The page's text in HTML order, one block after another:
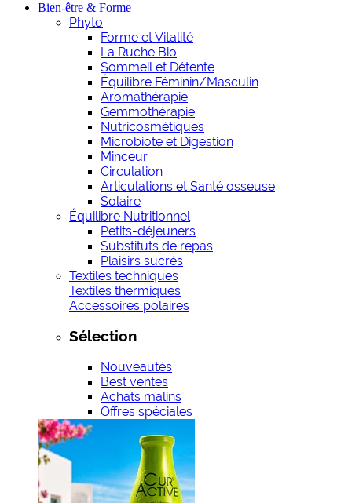
Bien-être & Forme
Phyto
Forme et Vitalité
La Ruche Bio
Sommeil et Détente
Équilibre Féminin/Masculin
Aromathérapie
Gemmothérapie
Nutricosmétiques
Microbiote et Digestion
Minceur
Circulation
Articulations et Santé osseuse
Solaire
Équilibre Nutritionnel
Petits-déjeuners
Substituts de repas
Plaisirs sucrés
Textiles techniques
Textiles thermiques
Accessoires polaires
Sélection
Nouveautés
Best ventes
Achats malins
Offres spéciales